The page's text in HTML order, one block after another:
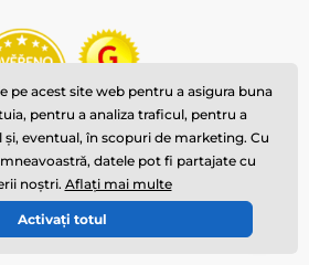
⦁ E-shop creat de
pe acest site web pentru a asigura buna
pentru a analiza traficul, pentru a
eventual, în scopuri de marketing. Cu
datele pot fi partajate cu
noștri. Aflați mai multe
Activați totul